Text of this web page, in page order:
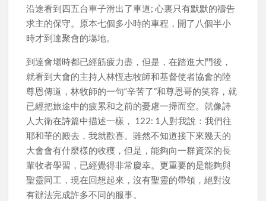
沿途看到四五台車子滑出了車道; 心裏只有默默的禱告
求主的保守。原本七個多小時的車程，開了八個半小
時才到達聚會的塲地。
到達會場時都已經筋疲力盡，但是，在踏進大門後，
就看到大會的主持人林恆志牧師和基督使者協會的陸
尊恩傳道，林牧師的一句“辛苦了”和尊恩哥的笑容，就
已經把旅途中的疲累和之前的憂慮一掃而空。就像詩
人大衛在詩篇中描述一樣， 122: 1人對我說：我們往
耶和華的殿去，我就歡喜。雖然不知道接下來幾天的
大會會有什麼樣的收穫，但是，能夠向一群資深的長
輩牧者學習，已經覺得非常慶幸。更重要的是能夠與
聖靈同工，現在回想起來，沒有聖靈的帶領，絕對沒
有辦法完成許多不同的服事。